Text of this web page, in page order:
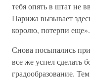
тебя опять в штат не
Парижа вызывает
королю, потерпи еще».
Снова посыпались
все же успел сделать
градообразование.